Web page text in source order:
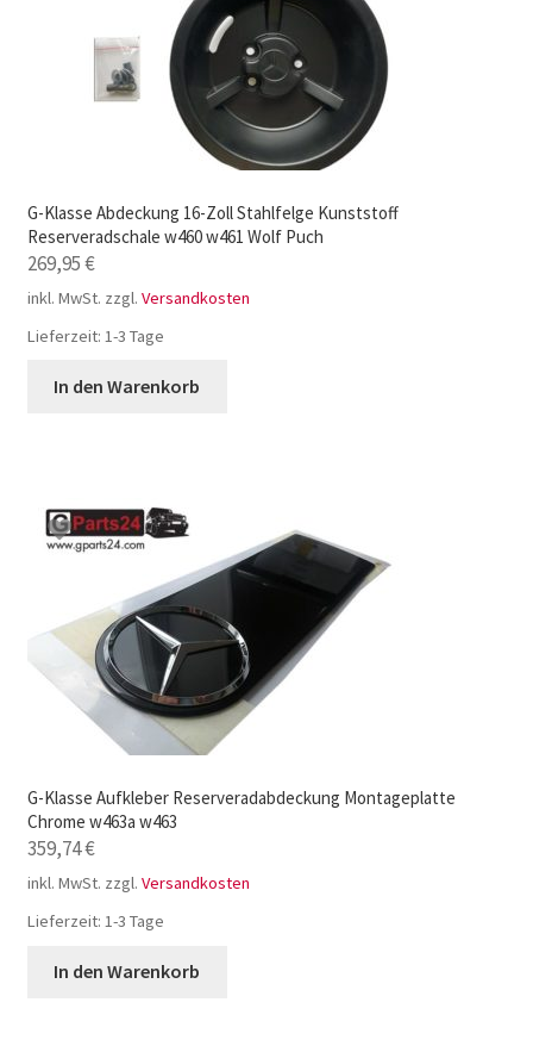
G-Klasse Abdeckung 16-Zoll Stahlfelge Kunststoff
Reserveradschale w460 w461 Wolf Puch
269,95€
inkl. MwSt. zzgl. Versandkosten
Lieferzeit: 1-3 Tage
In den Warenkorb
G-Klasse Aufkleber Reserveradabdeckung Montageplatte
Chrome w463a w463
359,74€
inkl. MwSt. zzgl. Versandkosten
Lieferzeit: 1-3 Tage
In den Warenkorb